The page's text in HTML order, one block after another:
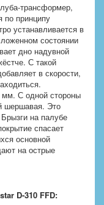
трансформер,
по принципу
устанавливается в
состоянии
дно надувной
С такой
в скорости,
мм. С одной стороны
шершавая. Это
на палубе
спасает
основной
на острые
D-310 FFD: